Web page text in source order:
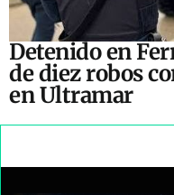
Detenido en
de diez robos
en Ultramar